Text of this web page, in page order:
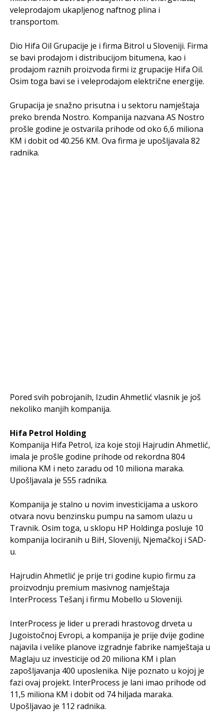
veleprodajom ukapljenog naftnog plina i
transportom.
Dio Hifa Oil Grupacije je i firma Bitrol u Sloveniji. Firma
se bavi prodajom i distribucijom bitumena, kao i
prodajom raznih proizvoda firmi iz grupacije Hifa Oil.
Osim toga bavi se i veleprodajom električne energije.
Grupacija je snažno prisutna i u sektoru namještaja
preko brenda Nostro. Kompanija nazvana AS Nostro
prošle godine je ostvarila prihode od oko 6,6 miliona
KM i dobit od 40.256 KM. Ova firma je upošljavala 82
radnika.
Pored svih pobrojanih, Izudin Ahmetlić vlasnik je još
nekoliko manjih kompanija.
Hifa Petrol Holding
Kompanija Hifa Petrol, iza koje stoji Hajrudin Ahmetlić,
imala je prošle godine prihode od rekordna 804
miliona KM i neto zaradu od 10 miliona maraka.
Upošljavala je 555 radnika.
Kompanija je stalno u novim investicijama a uskoro
otvara novu benzinsku pumpu na samom ulazu u
Travnik. Osim toga, u sklopu HP Holdinga posluje 10
kompanija lociranih u BiH, Sloveniji, Njemačkoj i SAD-
u.
Hajrudin Ahmetlić je prije tri godine kupio firmu za
proizvodnju premium masivnog namještaja
InterProcess Tešanj i firmu Mobello u Sloveniji.
InterProcess je lider u preradi hrastovog drveta u
Jugoistočnoj Evropi, a kompanija je prije dvije godine
najavila i velike planove izgradnje fabrike namještaja u
Maglaju uz investicije od 20 miliona KM i plan
zapošljavanja 400 uposlenika. Nije poznato u kojoj je
fazi ovaj projekt. InterProcess je lani imao prihode od
11,5 miliona KM i dobit od 74 hiljada maraka.
Upošljavao je 112 radnika.